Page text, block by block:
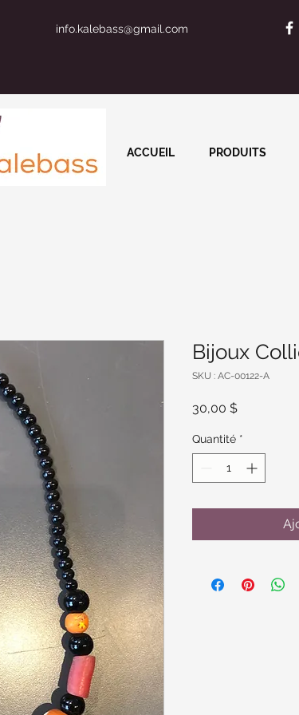
info.kalebass@gmail.com
ACCUEIL PRODUITS
Bijoux
SKU : AC-00122-A
30,00 $Prix
Quantité *